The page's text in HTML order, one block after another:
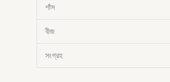
শাঁস
বীজ
সংগ্রহ